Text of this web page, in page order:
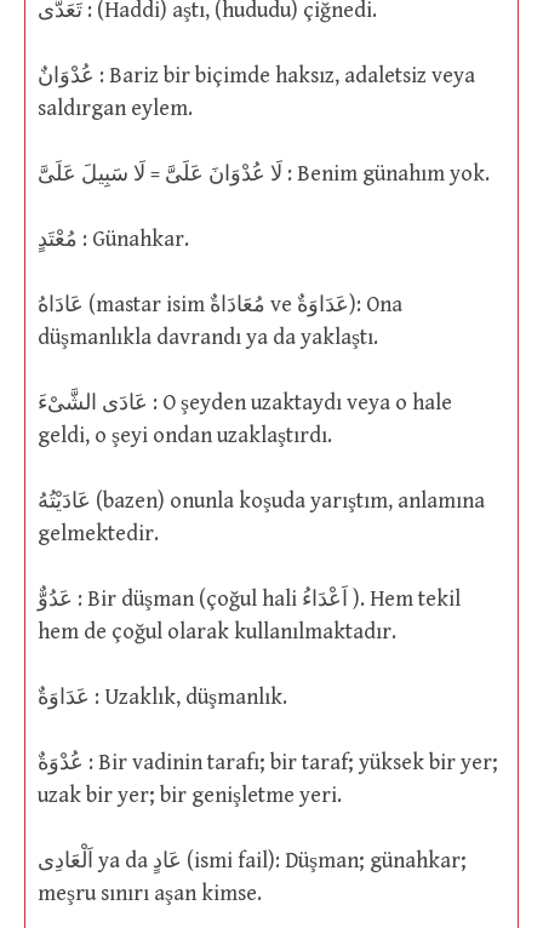
تَعَدَّى : (Haddi) aştı, (hududu) çiğnedi.
عُدْوَانٌ : Bariz bir biçimde haksız, adaletsiz veya
saldırgan eylem.
لَا عُدْوَانَ عَلَىَّ = لَا سَبِيلَ عَلَىَّ : Benim günahım yok.
مُعْتَدٍ : Günahkar.
عَادَاهُ (mastar isim مُعَادَاةٌ ve عَدَاوَةٌ): Ona
düşmanlıkla davrandı ya da yaklaştı.
عَادَى الشَّىْءَ : O şeyden uzaktaydı veya o hale
geldi, o şeyi ondan uzaklaştırdı.
عَادَيْتُهُ (bazen) onunla koşuda yarıştım, anlamına
gelmektedir.
عَدُوٌّ : Bir düşman (çoğul hali اَعْدَاءُ ). Hem tekil
hem de çoğul olarak kullanılmaktadır.
عَدَاوَةٌ : Uzaklık, düşmanlık.
عُدْوَةٌ : Bir vadinin tarafı; bir taraf; yüksek bir yer;
uzak bir yer; bir genişletme yeri.
اَلْعَادِى ya da عَادٍ (ismi fail): Düşman; günahkar;
meşru sınırı aşan kimse.